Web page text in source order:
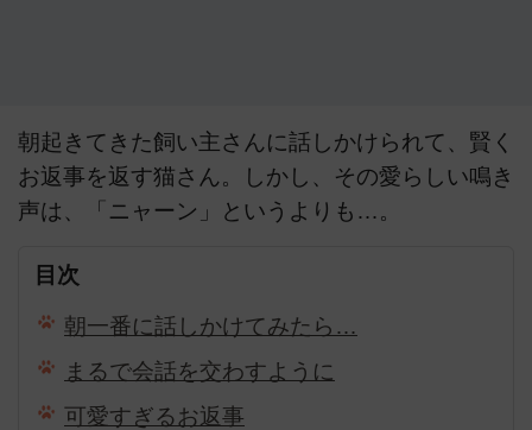
朝起きてきた飼い主さんに話しかけられて、賢く
お返事を返す猫さん。しかし、その愛らしい鳴き
声は、「ニャーン」というよりも…。
目次
朝一番に話しかけてみたら…
まるで会話を交わすように
可愛すぎるお返事